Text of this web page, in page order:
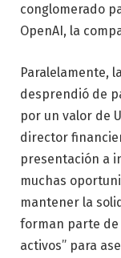
conglomerado
OpenAI, la
Paralelamente,
desprendió de
por un valor de
director
presentación a
muchas
mantener la
forman parte de
activos” para